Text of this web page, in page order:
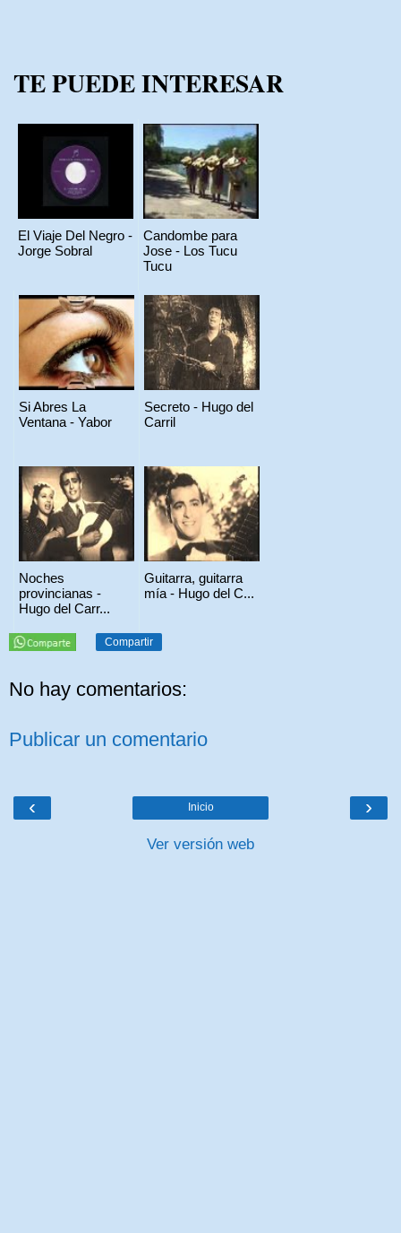
TE PUEDE INTERESAR
El Viaje Del Negro -
Jorge Sobral
Candombe para
Jose - Los Tucu
Tucu
Si Abres La
Ventana - Yabor
Secreto - Hugo del
Carril
Noches
provincianas -
Hugo del Carr...
Guitarra, guitarra
mía - Hugo del C...
Compartir
No hay comentarios:
Publicar un comentario
‹ ›
Inicio
Ver versión web